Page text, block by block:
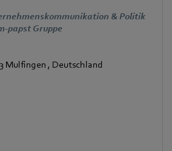
& Politik
papst Gruppe
Mulfingen , Deutschland